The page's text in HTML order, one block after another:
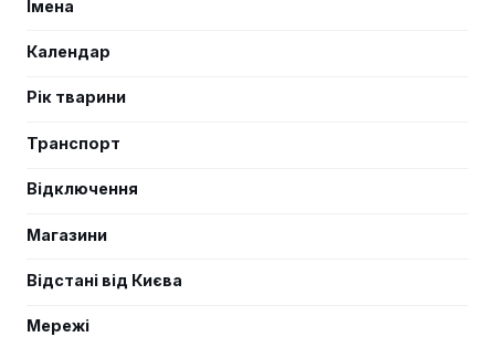
Імена
Календар
Рік тварини
Транспорт
Відключення
Магазини
Відстані від Києва
Мережі